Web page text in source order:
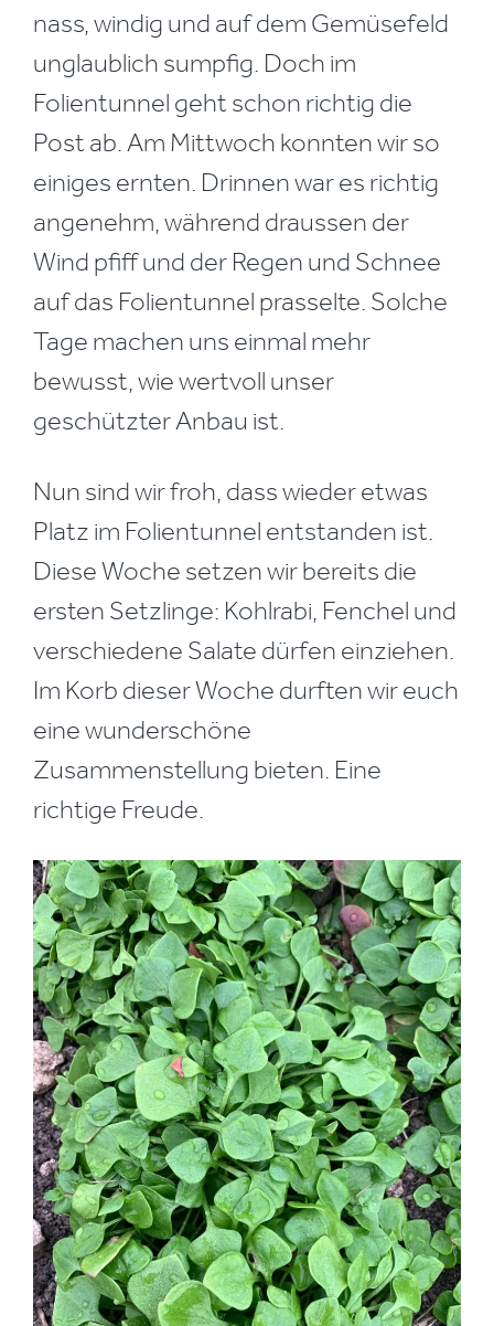
nass, windig und auf dem Gemüsefeld
unglaublich sumpfig. Doch im
Folientunnel geht schon richtig die
Post ab. Am Mittwoch konnten wir so
einiges ernten. Drinnen war es richtig
angenehm, während draussen der
Wind pfiff und der Regen und Schnee
auf das Folientunnel prasselte. Solche
Tage machen uns einmal mehr
bewusst, wie wertvoll unser
geschützter Anbau ist.
Nun sind wir froh, dass wieder etwas
Platz im Folientunnel entstanden ist.
Diese Woche setzen wir bereits die
ersten Setzlinge: Kohlrabi, Fenchel und
verschiedene Salate dürfen einziehen.
Im Korb dieser Woche durften wir euch
eine wunderschöne
Zusammenstellung bieten. Eine
richtige Freude.